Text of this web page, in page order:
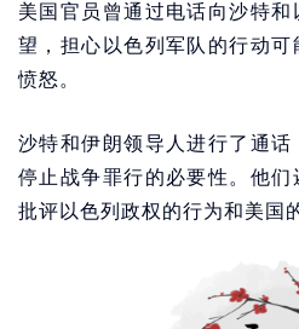
美国官员曾通过电话向沙特
望，担心以色列军队的行动
愤怒。
沙特和伊朗领导人进行了通
停止战争罪行的必要性。他们
批评以色列政权的行为和美国